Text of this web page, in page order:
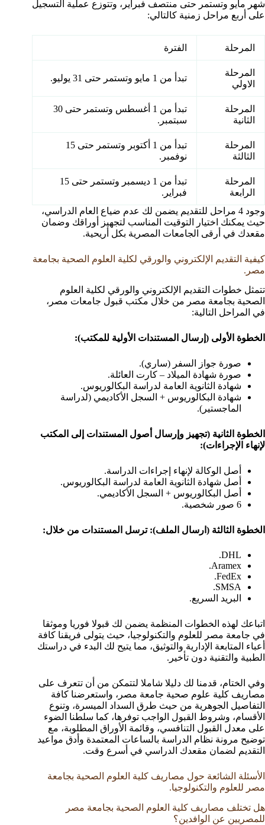
شهر مايو وتستمر حتى منتصف فبراير، وتتوزع عملية التسجيل
على أربع مراحل زمنية كالتالي:
المرحلة الفترة
المرحلة
الاولي
تبدأ من 1 مايو وتستمر حتى 31 يوليو.
المرحلة
الثانية
تبدأ من 1 أغسطس وتستمر حتى 30
سبتمبر.
المرحلة
الثالثة
تبدأ من 1 أكتوبر وتستمر حتى 15
نوفمبر.
المرحلة
الرابعة
تبدأ من 1 ديسمبر وتستمر حتى 15
فبراير.
وجود 4 مراحل للتقديم يضمن لك عدم ضياع العام الدراسي،
حيث يمكنك اختيار التوقيت المناسب لتجهيز أوراقك وضمان
مقعدك في أرقى الجامعات المصرية بكل أريحية.
كيفية التقديم الإلكتروني والورقي لكلية العلوم الصحية بجامعة
مصر.
تتمثل خطوات التقديم الإلكتروني والورقي لكلية العلوم
الصحية بجامعة مصر من خلال مكتب قبول جامعات مصر،
في المراحل التالية:
الخطوة الأولى (إرسال المستندات الأولية للمكتب):
صورة جواز السفر (ساري).
صورة شهادة الميلاد – كارت العائلة.
شهادة الثانوية العامة لدراسة البكالوريوس.
شهادة البكالوريوس + السجل الأكاديمي (لدراسة
الماجستير).
الخطوة الثانية (تجهيز وإرسال أصول المستندات إلى المكتب
لإنهاء الإجراءات):
أصل الوكالة لإنهاء إجراءات الدراسة.
أصل شهادة الثانوية العامة لدراسة البكالوريوس.
أصل البكالوريوس + السجل الأكاديمي.
6 صور شخصية.
الخطوة الثالثة (ارسال الملف): ترسل المستندات من خلال:
DHL.
Aramex.
FedEx.
SMSA.
البريد السريع.
اتباعك لهذه الخطوات المنظمة يضمن لك قبولا فوريا وموثقا
في جامعة مصر للعلوم والتكنولوجيا، حيث يتولى فريقنا كافة
أعباء المتابعة الإدارية والتوثيق، مما يتيح لك البدء في دراستك
الطبية والتقنية دون تأخير.
وفي الختام، قدمنا لك دليلا شاملا لتتمكن من أن تتعرف على
مصاريف كلية علوم صحية جامعة مصر، واستعرضنا كافة
التفاصيل الجوهرية من حيث طرق السداد الميسرة، وتنوع
الأقسام، وشروط القبول الواجب توفرها، كما سلطنا الضوء
على معدل القبول التنافسي، وقائمة الأوراق المطلوبة، مع
توضيح مرونة نظام الدراسة بالساعات المعتمدة وأدق مواعيد
التقديم لضمان مقعدك الدراسي في أسرع وقت.
الأسئلة الشائعة حول مصاريف كلية العلوم الصحية بجامعة
مصر للعلوم والتكنولوجيا.
هل تختلف مصاريف كلية العلوم الصحية بجامعة مصر
للمصريين عن الوافدين؟